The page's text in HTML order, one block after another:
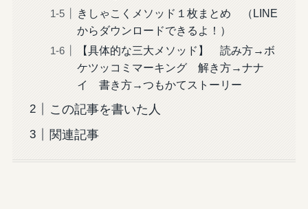
きしゃこくメソッド１枚まとめ （LINE
からダウンロードできるよ！）
【具体的な三大メソッド】 読み方→ボ
ケツッコミマーキング 解き方→ナナ
イ 書き方→つもかてストーリー
この記事を書いた人
関連記事